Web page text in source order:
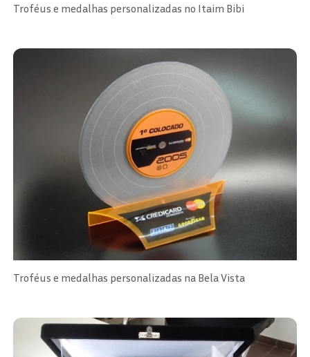
Troféus e medalhas personalizadas no Itaim Bibi
Troféus e medalhas personalizadas na Bela Vista